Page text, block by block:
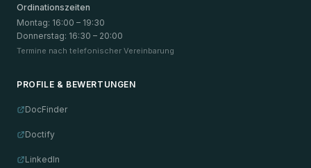
Ordinationszeiten
Montag: 16:00 – 19:30
Donnerstag: 16:30 – 20:00
Termine nach telefonischer Vereinbarung
PROFILE & BEWERTUNGEN
DocFinder
Doctify
LinkedIn